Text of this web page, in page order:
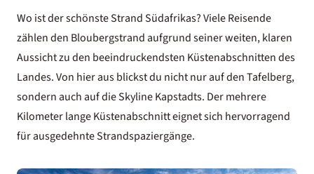
Wo ist der schönste Strand Südafrikas? Viele Reisende
zählen den Bloubergstrand aufgrund seiner weiten, klaren
Aussicht zu den beeindruckendsten Küstenabschnitten des
Landes. Von hier aus blickst du nicht nur auf den Tafelberg,
sondern auch auf die Skyline Kapstadts. Der mehrere
Kilometer lange Küstenabschnitt eignet sich hervorragend
für ausgedehnte Strandspaziergänge.